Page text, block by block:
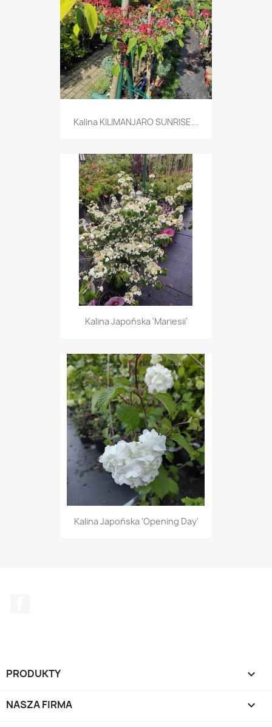
Kalina KILIMANJARO SUNRISE...
Kalina Japońska 'Mariesii'
Kalina Japońska 'Opening Day'
PRODUKTY 
NASZA FIRMA 